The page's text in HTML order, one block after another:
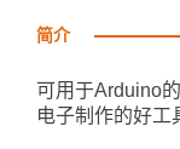
简介
可用于Arduino
电子制作的好工